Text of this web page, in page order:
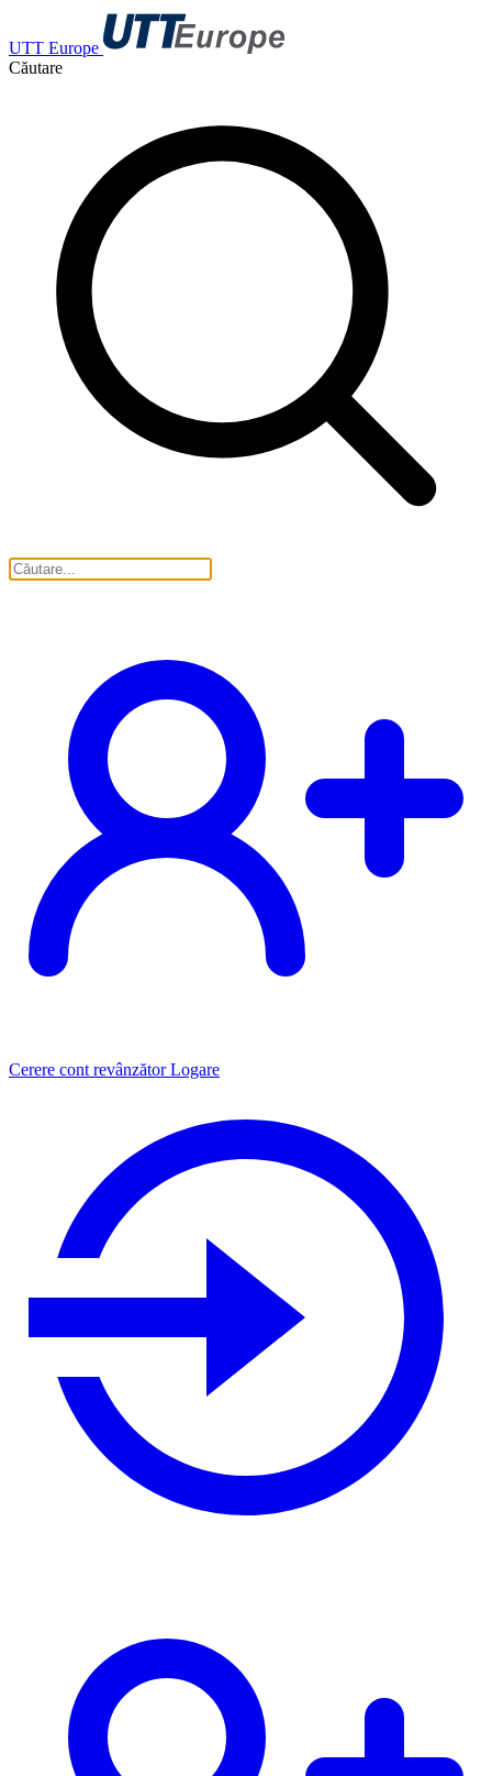
UTT Europe
Căutare
Cerere cont revânzător Logare